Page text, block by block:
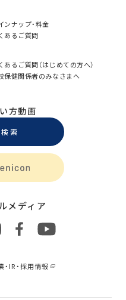
ンナップ・料金
あるご質問
あるご質問（はじめての方へ）
保健関係者のみなさまへ
方動画
索
メディア
・IR・採用情報